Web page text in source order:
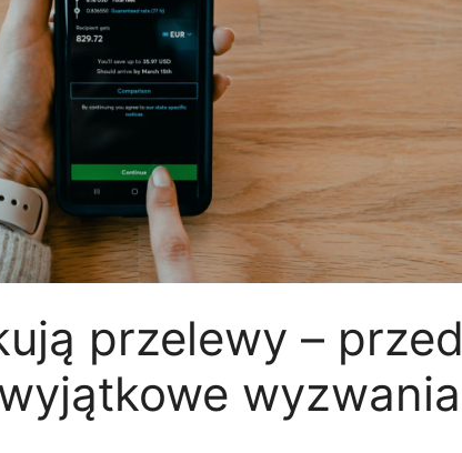
przelewy – przed
wyzwania